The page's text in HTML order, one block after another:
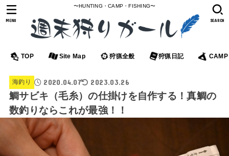
〜HUNTING・CAMP・FISHING〜
TOP Site Map 狩猟全般 狩猟日記 CAMP
SEARCH
MENU
海釣り 2020.04.07 2023.03.26
鯛サビキ（毛糸）の仕掛けを自作する！真鯛の
数釣りならこれが最強！！